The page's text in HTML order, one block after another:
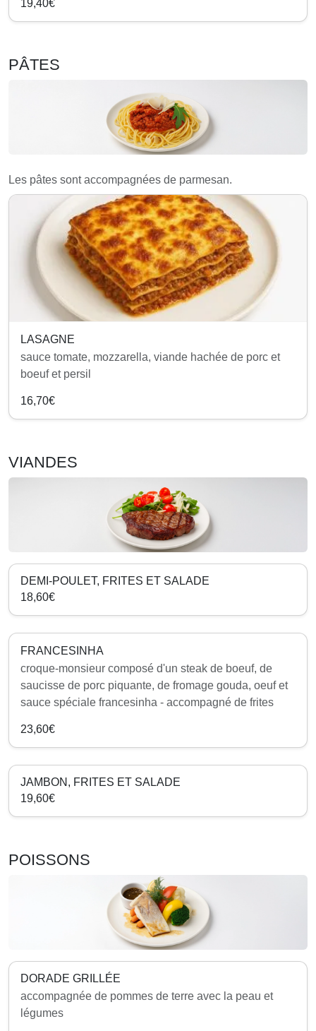
19,40€
PÂTES
Les pâtes sont accompagnées de parmesan.
LASAGNE
sauce tomate, mozzarella, viande hachée de porc et
boeuf et persil
16,70€
VIANDES
DEMI-POULET, FRITES ET SALADE
18,60€
FRANCESINHA
croque-monsieur composé d'un steak de boeuf, de
saucisse de porc piquante, de fromage gouda, oeuf et
sauce spéciale francesinha - accompagné de frites
23,60€
JAMBON, FRITES ET SALADE
19,60€
POISSONS
DORADE GRILLÉE
accompagnée de pommes de terre avec la peau et
légumes